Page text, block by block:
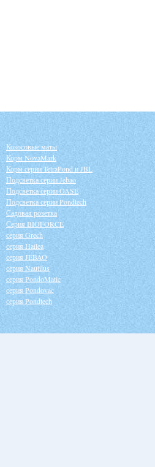
Кокосовые маты
Корм NovaMark
Корм серии TetraPond и JBL
Подсветка серии Jebao
Подсветка серии OASE
Подсветка серии Pondtech
Садовая розетка
Серия BIOFORCE
серия Grech
серия Hailea
серия JEBAO
серия Nautilus
серия PondoMatic
серия Pondovac
серия Pondtech